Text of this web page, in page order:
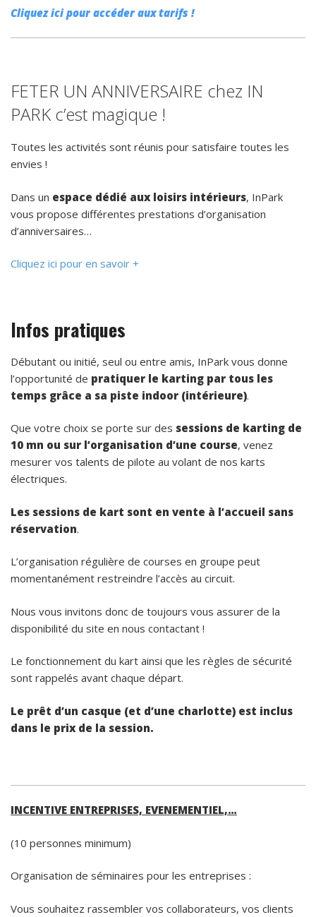
Cliquez ici pour accéder aux tarifs !
FETER UN ANNIVERSAIRE chez IN
PARK c’est magique !
Toutes les activités sont réunis pour satisfaire toutes les
envies !
Dans un espace dédié aux loisirs intérieurs, InPark
vous propose différentes prestations d’organisation
d’anniversaires…
Cliquez ici pour en savoir +
Infos pratiques
Débutant ou initié, seul ou entre amis, InPark vous donne
l’opportunité de pratiquer le karting par tous les
temps grâce a sa piste indoor (intérieure).
Que votre choix se porte sur des sessions de karting de
10 mn ou sur l’organisation d’une course, venez
mesurer vos talents de pilote au volant de nos karts
électriques.
Les sessions de kart sont en vente à l’accueil sans
réservation.
L’organisation régulière de courses en groupe peut
momentanément restreindre l’accès au circuit.
Nous vous invitons donc de toujours vous assurer de la
disponibilité du site en nous contactant !
Le fonctionnement du kart ainsi que les règles de sécurité
sont rappelés avant chaque départ.
Le prêt d’un casque (et d’une charlotte) est inclus
dans le prix de la session.
INCENTIVE ENTREPRISES, EVENEMENTIEL,…
(10 personnes minimum)
Organisation de séminaires pour les entreprises :
Vous souhaitez rassembler vos collaborateurs, vos clients